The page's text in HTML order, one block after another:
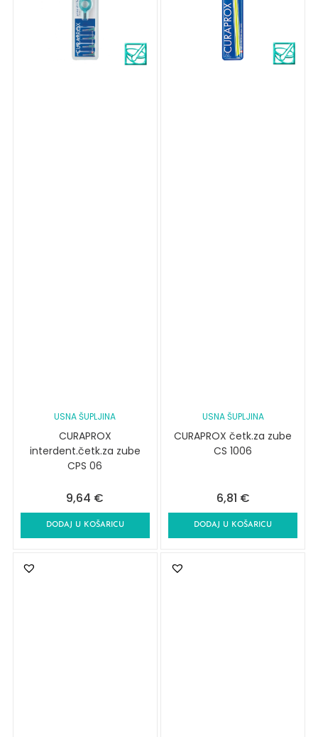
USNA ŠUPLJINA
CURAPROX
interdent.četk.za zube
CPS 06
9,64 €
DODAJ U KOŠARICU
USNA ŠUPLJINA
CURAPROX četk.za zube
CS 1006
6,81 €
DODAJ U KOŠARICU